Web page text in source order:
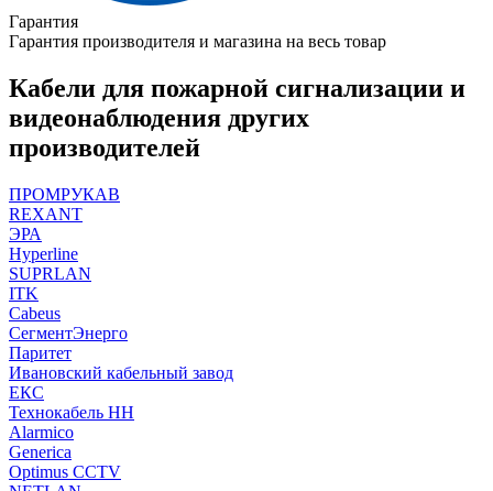
Гарантия
Гарантия производителя и магазина на весь товар
Кабели для пожарной сигнализации и
видеонаблюдения других
производителей
ПРОМРУКАВ
REXANT
ЭРА
Hyperline
SUPRLAN
ITK
Cabeus
СегментЭнерго
Паритет
Ивановский кабельный завод
ЕКС
Технокабель НН
Alarmico
Generica
Optimus CCTV